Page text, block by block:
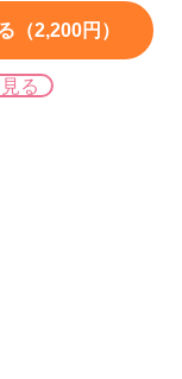
（2,200円）
る